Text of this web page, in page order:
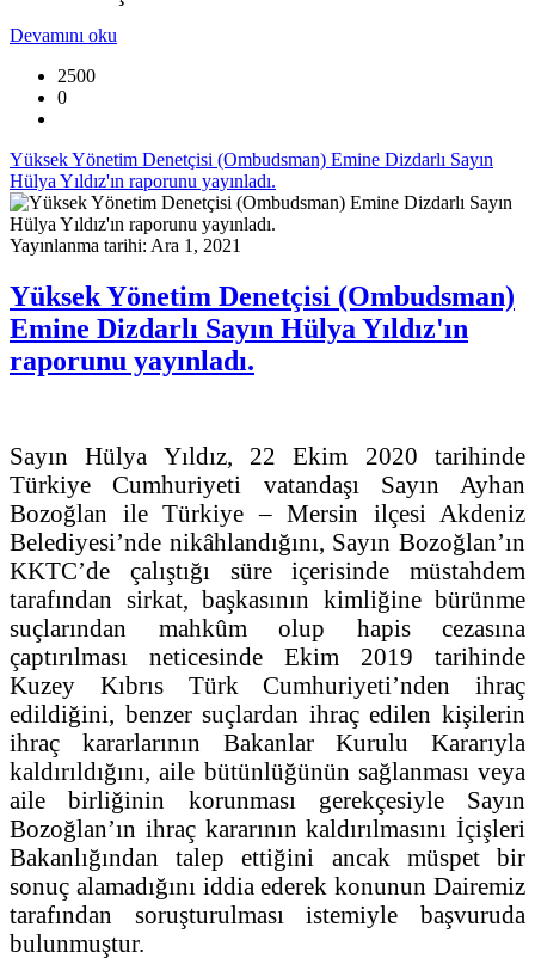
Devamını oku
2500
0
Yüksek Yönetim Denetçisi (Ombudsman) Emine Dizdarlı Sayın
Hülya Yıldız'ın raporunu yayınladı.
Yayınlanma tarihi: Ara 1, 2021
Yüksek Yönetim Denetçisi (Ombudsman)
Emine Dizdarlı Sayın Hülya Yıldız'ın
raporunu yayınladı.
Sayın Hülya Yıldız, 22 Ekim 2020 tarihinde
Türkiye Cumhuriyeti vatandaşı Sayın Ayhan
Bozoğlan ile Türkiye – Mersin ilçesi Akdeniz
Belediyesi’nde nikâhlandığını, Sayın Bozoğlan’ın
KKTC’de çalıştığı süre içerisinde müstahdem
tarafından sirkat, başkasının kimliğine bürünme
suçlarından mahkûm olup hapis cezasına
çaptırılması neticesinde Ekim 2019 tarihinde
Kuzey Kıbrıs Türk Cumhuriyeti’nden ihraç
edildiğini, benzer suçlardan ihraç edilen kişilerin
ihraç kararlarının Bakanlar Kurulu Kararıyla
kaldırıldığını, aile bütünlüğünün sağlanması veya
aile birliğinin korunması gerekçesiyle Sayın
Bozoğlan’ın ihraç kararının kaldırılmasını İçişleri
Bakanlığından talep ettiğini ancak müspet bir
sonuç alamadığını iddia ederek konunun Dairemiz
tarafından soruşturulması istemiyle başvuruda
bulunmuştur.